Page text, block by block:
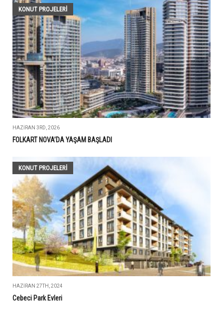
KONUT PROJELERI
HAZIRAN 3RD, 2026
FOLKART NOVA’DA YAŞAM BAŞLADI
KONUT PROJELERI
HAZIRAN 27TH, 2024
Cebeci Park Evleri